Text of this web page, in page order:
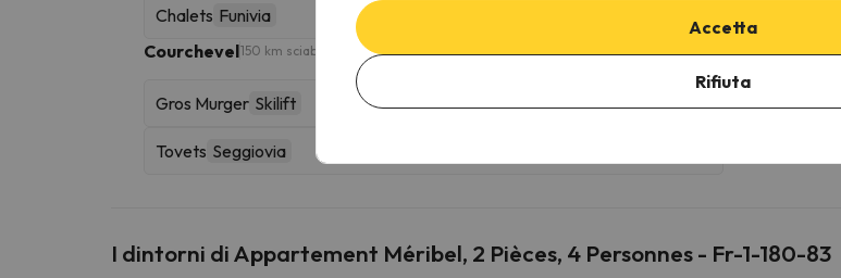
Chalets Funivia
Courchevel150 km sciabili
Gros Murger Skilift 9 km 14 min Forêt de Praz
Tovets Seggiovia
I dintorni di Appartement Méribel, 2 Pièces, 4 Personnes - Fr-1-180-83
Accetta
Rifiuta